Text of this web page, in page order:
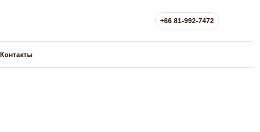
+66 81-992-7472
Контакты